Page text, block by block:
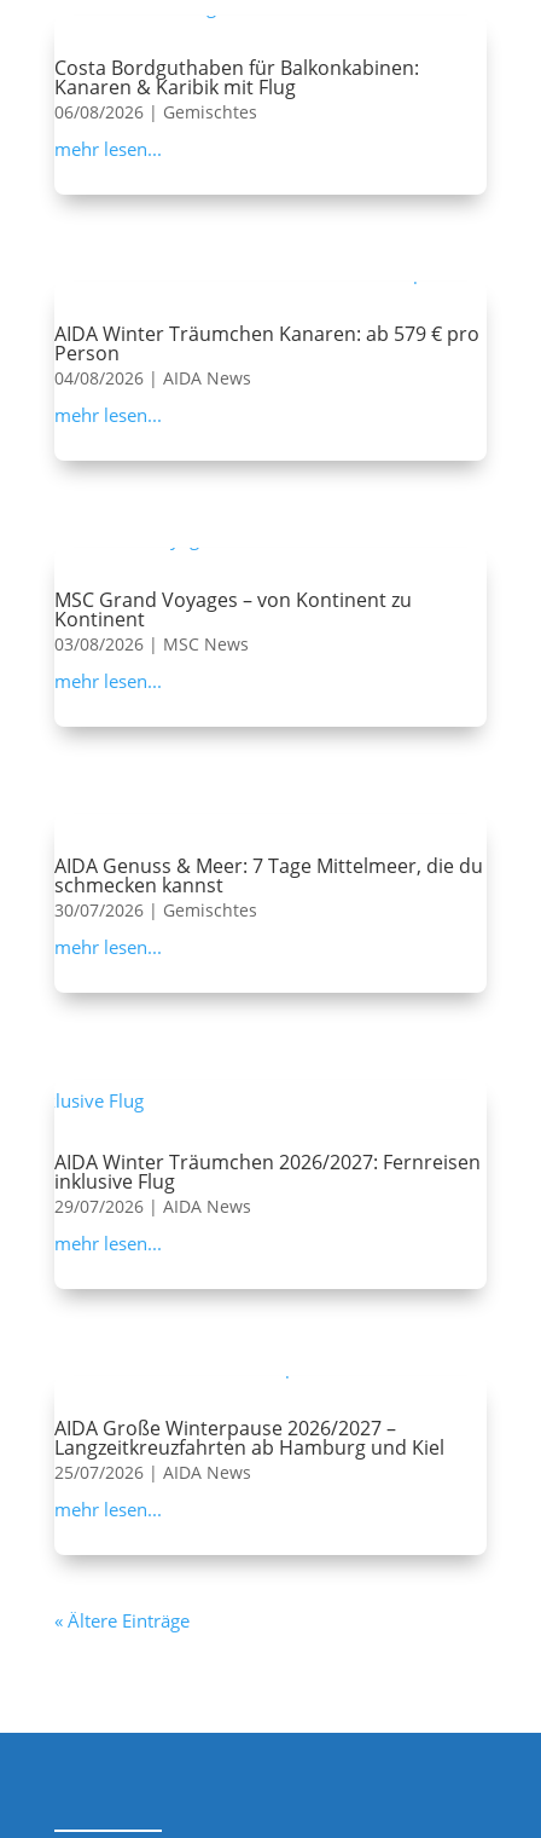
Costa Bordguthaben für Balkonkabinen:
Kanaren & Karibik mit Flug
06/08/2026| Gemischtes
mehr lesen...
AIDA Winter Träumchen Kanaren: ab 579 € pro
Person
04/08/2026| AIDA News
mehr lesen...
MSC Grand Voyages – von Kontinent zu
Kontinent
03/08/2026| MSC News
mehr lesen...
AIDA Genuss & Meer: 7 Tage Mittelmeer, die du
schmecken kannst
30/07/2026| Gemischtes
mehr lesen...
AIDA Winter Träumchen 2026/2027: Fernreisen
inklusive Flug
29/07/2026| AIDA News
mehr lesen...
AIDA Große Winterpause 2026/2027 –
Langzeitkreuzfahrten ab Hamburg und Kiel
25/07/2026| AIDA News
mehr lesen...
« Ältere Einträge